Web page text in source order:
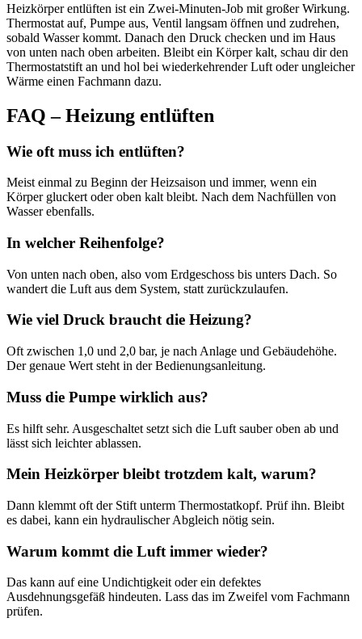
Heizkörper entlüften ist ein Zwei-Minuten-Job mit großer Wirkung.
Thermostat auf, Pumpe aus, Ventil langsam öffnen und zudrehen,
sobald Wasser kommt. Danach den Druck checken und im Haus
von unten nach oben arbeiten. Bleibt ein Körper kalt, schau dir den
Thermostatstift an und hol bei wiederkehrender Luft oder ungleicher
Wärme einen Fachmann dazu.
FAQ – Heizung entlüften
Wie oft muss ich entlüften?
Meist einmal zu Beginn der Heizsaison und immer, wenn ein
Körper gluckert oder oben kalt bleibt. Nach dem Nachfüllen von
Wasser ebenfalls.
In welcher Reihenfolge?
Von unten nach oben, also vom Erdgeschoss bis unters Dach. So
wandert die Luft aus dem System, statt zurückzulaufen.
Wie viel Druck braucht die Heizung?
Oft zwischen 1,0 und 2,0 bar, je nach Anlage und Gebäudehöhe.
Der genaue Wert steht in der Bedienungsanleitung.
Muss die Pumpe wirklich aus?
Es hilft sehr. Ausgeschaltet setzt sich die Luft sauber oben ab und
lässt sich leichter ablassen.
Mein Heizkörper bleibt trotzdem kalt, warum?
Dann klemmt oft der Stift unterm Thermostatkopf. Prüf ihn. Bleibt
es dabei, kann ein hydraulischer Abgleich nötig sein.
Warum kommt die Luft immer wieder?
Das kann auf eine Undichtigkeit oder ein defektes
Ausdehnungsgefäß hindeuten. Lass das im Zweifel vom Fachmann
prüfen.